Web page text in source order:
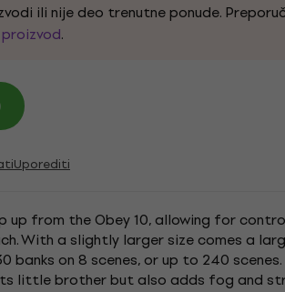
ili nije deo trenutne ponude.
.
Uporediti
up from the Obey 10, allowing for
With a slightly larger size comes a
banks on 8 scenes, or up to 240 scenes.
little brother but also adds fog and